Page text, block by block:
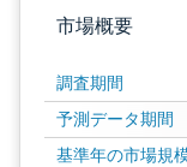
市場概要
調査期間
予測データ期間
基準年の市場規